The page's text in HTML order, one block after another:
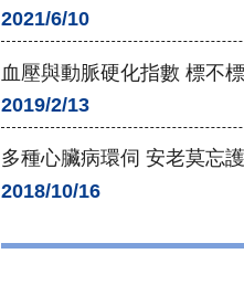
2021/6/10
血壓與動脈硬化指數 標不
2019/2/13
多種心臟病環伺 安老莫忘
2018/10/16